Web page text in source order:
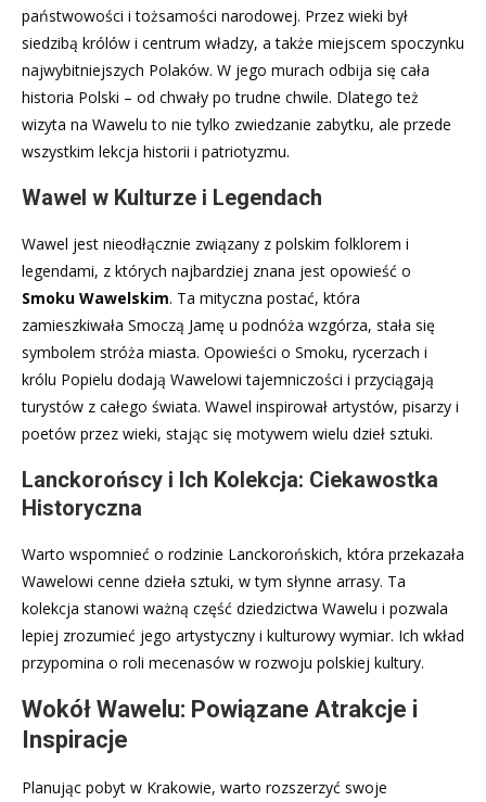
państwowości i tożsamości narodowej. Przez wieki był
siedzibą królów i centrum władzy, a także miejscem spoczynku
najwybitniejszych Polaków. W jego murach odbija się cała
historia Polski – od chwały po trudne chwile. Dlatego też
wizyta na Wawelu to nie tylko zwiedzanie zabytku, ale przede
wszystkim lekcja historii i patriotyzmu.
Wawel w Kulturze i Legendach
Wawel jest nieodłącznie związany z polskim folklorem i
legendami, z których najbardziej znana jest opowieść o
Smoku Wawelskim. Ta mityczna postać, która
zamieszkiwała Smoczą Jamę u podnóża wzgórza, stała się
symbolem stróża miasta. Opowieści o Smoku, rycerzach i
królu Popielu dodają Wawelowi tajemniczości i przyciągają
turystów z całego świata. Wawel inspirował artystów, pisarzy i
poetów przez wieki, stając się motywem wielu dzieł sztuki.
Lanckorońscy i Ich Kolekcja: Ciekawostka
Historyczna
Warto wspomnieć o rodzinie Lanckorońskich, która przekazała
Wawelowi cenne dzieła sztuki, w tym słynne arrasy. Ta
kolekcja stanowi ważną część dziedzictwa Wawelu i pozwala
lepiej zrozumieć jego artystyczny i kulturowy wymiar. Ich wkład
przypomina o roli mecenasów w rozwoju polskiej kultury.
Wokół Wawelu: Powiązane Atrakcje i
Inspiracje
Planując pobyt w Krakowie, warto rozszerzyć swoje